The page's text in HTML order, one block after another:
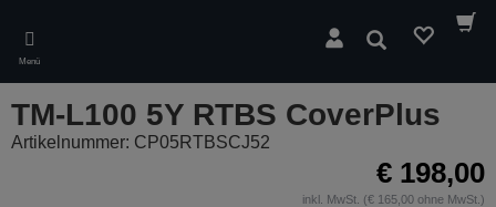
main
content
Menü
Suchen
TM-L100 5Y RTBS CoverPlus
Artikelnummer: CP05RTBSCJ52
€ 198,00
inkl. MwSt. (€ 165,00 ohne MwSt.)